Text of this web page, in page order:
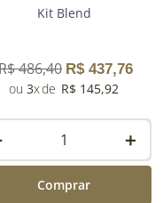
Kit Blend
486,40 R$ 437,76
3
R$ 145,92
＋
Comprar